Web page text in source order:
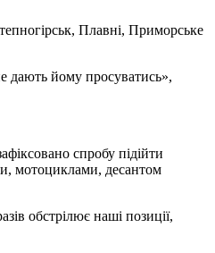
Плавні, Приморське
дають йому просуватись»,
спробу підійти
мотоциклами, десантом
обстрілює наші позиції,